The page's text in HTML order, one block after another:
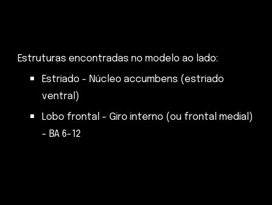
Estruturas encontradas no modelo ao lado:
Estriado - Núcleo accumbens (estriado
ventral)
Lobo frontal - Giro interno (ou frontal medial)
- BA 6-12